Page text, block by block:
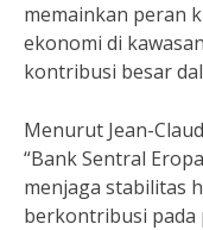
memainkan peran
ekonomi di
kontribusi besar
Menurut Jean-
“Bank Sentral
menjaga stabilitas
berkontribusi